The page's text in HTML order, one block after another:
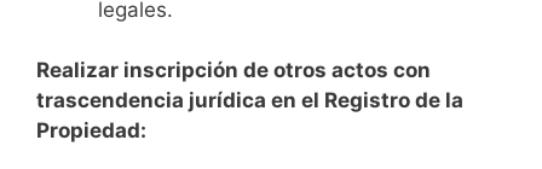
legales.
Realizar inscripción de otros actos con
trascendencia jurídica en el Registro de la
Propiedad: